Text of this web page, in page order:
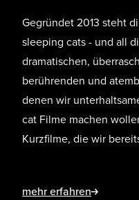
Gegründet 2013 steht
sleeping cats - und all
dramatischen,
berührenden und
denen wir
cat Filme machen
Kurzfilme, die wir
mehr erfahren